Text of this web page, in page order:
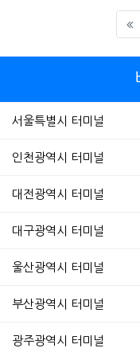
서울특별시 터미널
인천광역시 터미널
대전광역시 터미널
대구광역시 터미널
울산광역시 터미널
부산광역시 터미널
광주광역시 터미널